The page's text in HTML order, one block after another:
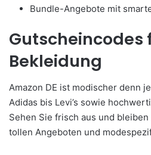
Bundle-Angebote mit
Gutscheincodes
Bekleidung
Amazon DE ist modischer denn
Adidas bis Levi’s sowie
Sehen Sie frisch aus und
tollen Angeboten und